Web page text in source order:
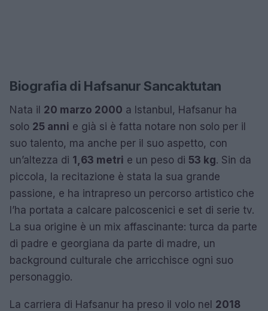
Biografia di Hafsanur Sancaktutan
Nata il 20 marzo 2000 a Istanbul, Hafsanur ha
solo 25 anni e già si è fatta notare non solo per il
suo talento, ma anche per il suo aspetto, con
un’altezza di 1,63 metri e un peso di 53 kg. Sin da
piccola, la recitazione è stata la sua grande
passione, e ha intrapreso un percorso artistico che
l’ha portata a calcare palcoscenici e set di serie tv.
La sua origine è un mix affascinante: turca da parte
di padre e georgiana da parte di madre, un
background culturale che arricchisce ogni suo
personaggio.
La carriera di Hafsanur ha preso il volo nel 2018